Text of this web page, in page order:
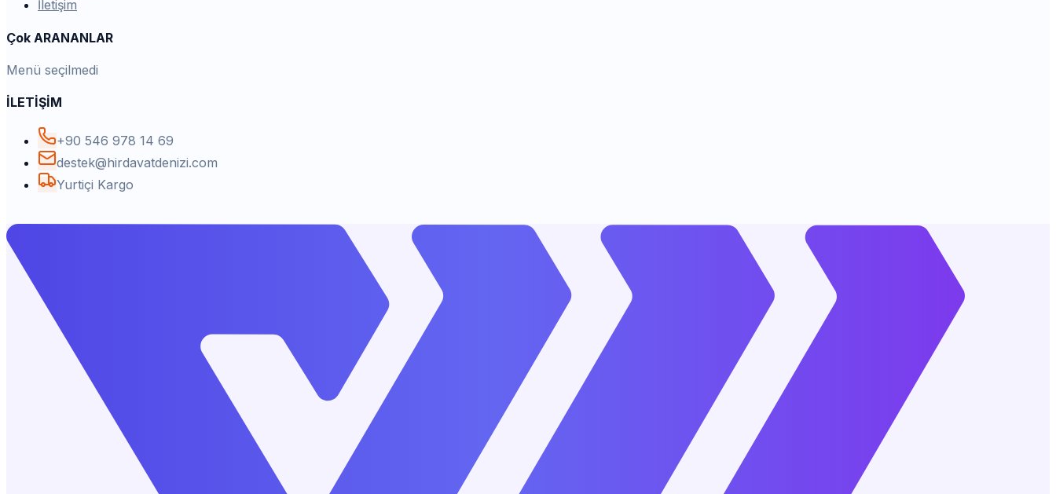
İletişim
Çok ARANANLAR
Menü seçilmedi
İLETİŞİM
+90 546 978 14 69
destek@hirdavatdenizi.com
Yurtiçi Kargo